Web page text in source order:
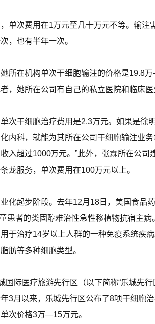
单次费用在1万元至几十万元不等。输
，也有半年一次。
所在机构单次干细胞输注的价格是19.8
，她所在公司有自己的私立医院和临床
次干细胞治疗费用是2.3万元。如果是徐
内科，就能为其所在公司干细胞输注业
入超过1000万元。”此外，张霖所在公
龙服务，单次费用在100万元以上。
化起步阶段。去年12月18日，美国食品
患者的类固醇难治性急性移植物抗宿主
于治疗14岁以上人群的一种免疫系统疾
肪等多种细胞类型。
国际医疗旅游先行区（以下简称“乐城先
3月以来，乐城先行区公布了8项干细胞
次价格3万—15万元。